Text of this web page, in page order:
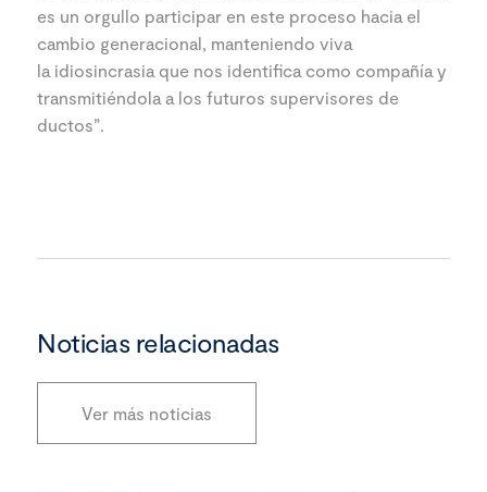
es un orgullo participar en este proceso hacia el
cambio generacional, manteniendo viva
la idiosincrasia que nos identifica como compañía y
transmitiéndola a los futuros supervisores de
ductos”.
Noticias relacionadas
Ver más noticias